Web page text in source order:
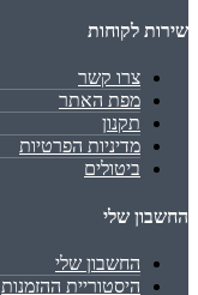
שירות לקוחות
צרו קשר
מפת האתר
תקנון
מדיניות הפרטיות
ביטולים
החשבון שלי
החשבון שלי
היסטוריית ההזמנות